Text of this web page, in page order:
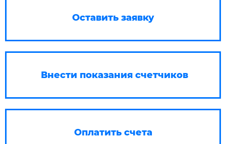
Оставить заявку
Внести показания счетчиков
Оплатить счета